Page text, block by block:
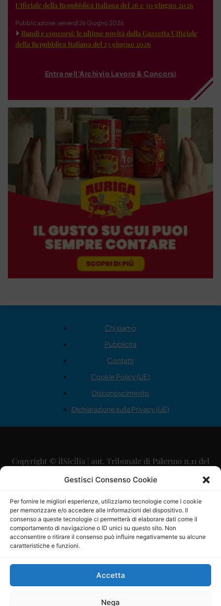
Gestisci Consenso Cookie
Per fornire le migliori esperienze, utilizziamo tecnologie come i cookie
per memorizzare e/o accedere alle informazioni del dispositivo. Il
consenso a queste tecnologie ci permetterà di elaborare dati come il
comportamento di navigazione o ID unici su questo sito. Non
acconsentire o ritirare il consenso può influire negativamente su alcune
caratteristiche e funzioni.
Accetta
Nega
Ufficiale della Repubblica Italiana del 26 e 30 giugno 2026
Pubblicazione: venerdì 26 Giugno 2026
Bandi e concorsi: le ultime novità dalla Gazzetta Ufficiale
della Repubblica Italiana del 23 giugno 2026
Entra nell'Archivio Lavoro & Concorsi
Chi siamo
Pubblicità
Contatti
Cookie Policy (UE)
Disconoscimento
Dichiarazione sulla Privacy (UE)
Copyright © ilSicilia | aut. Tribunale di Palermo n.11 del
29/09/2015
Direttore Editoriale: Maurizio Scaglione
Direttore Responsabile: Maria Calabrese
P.IVA: 06334930820
Mercurio Comunicazione Società Cooperativa a r.l. è
iscritta al Registro degli Operatori di Comunicazione al